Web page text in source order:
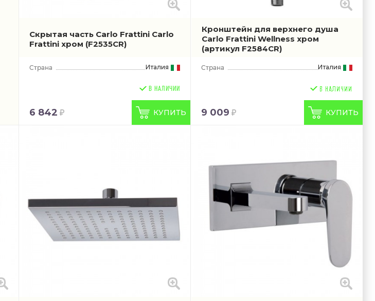
Скрытая часть Carlo Frattini Carlo
Frattini хром (F2535CR)
Италия
В НАЛИЧИИ
6 842 КУПИТЬ
Кронштейн для верхнего душа
Carlo Frattini Wellness хром
(артикул F2584CR)
Италия
9 009 КУПИТЬ